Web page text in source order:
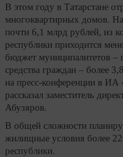
В этом году в Татарстане
многоквартирных домов.
почти 6,1 млрд рублей, из
республики приходится
бюджет муниципалитетов –
средства граждан – более
на пресс-конференции в ИА
рассказал заместитель
Абузяров.
В общей сложности
жилищные условия более
республики.